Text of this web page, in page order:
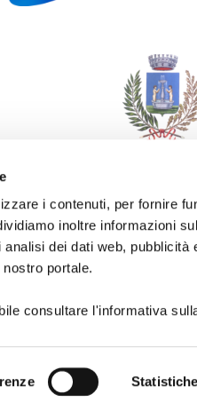
i contenuti, per fornire
inoltre informazioni
dei dati web,
portale.
consultare l'informativa
Statistiche
originale frutto delle menti felici e